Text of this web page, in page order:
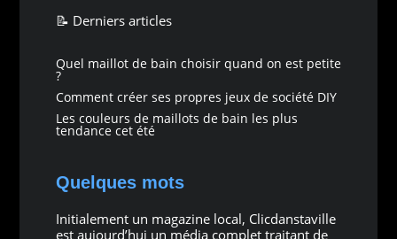
📝 Derniers articles
Quel maillot de bain choisir quand on est petite
?
Comment créer ses propres jeux de société DIY
Les couleurs de maillots de bain les plus
tendance cet été
Quelques mots
Initialement un magazine local, Clicdanstaville
est aujourd’hui un média complet traitant de